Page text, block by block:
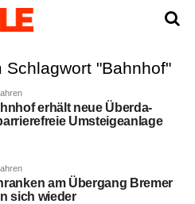
"Bahnhof"
erhält neue Über­da­
Umsteigeanlage
am Über­gang Bre­mer
sich wieder